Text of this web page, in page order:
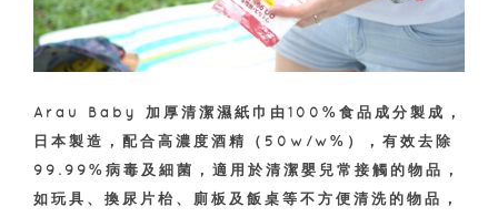
Arau Baby 加厚清潔濕紙巾由100%食品成分製成，
日本製造， 配合高濃度酒精（50w/w%）
，有效去除
99.99%病毒及細菌，適用於清潔嬰兒常接觸的物品，
如玩具、換尿片枱、廁板及飯桌等不方便清洗的物品，